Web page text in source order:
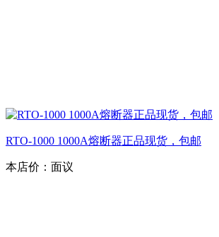
RTO-1000 1000A熔断器正品现货，包邮
本店价： 面议